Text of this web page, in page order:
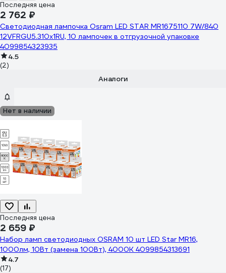
Последняя цена
2 762 ₽
Светодиодная лампочка Osram LED STAR MR1675110 7W/840
12VFRGU5.310x1RU, 10 лампочек в отгрузочной упаковке
4099854323935
4.5
(2)
Аналоги
Нет в наличии
Последняя цена
2 659 ₽
Набор ламп светодиодных OSRAM 10 шт LED Star MR16,
1000лм, 10Вт (замена 100Вт), 4000К 4099854313691
4.7
(17)